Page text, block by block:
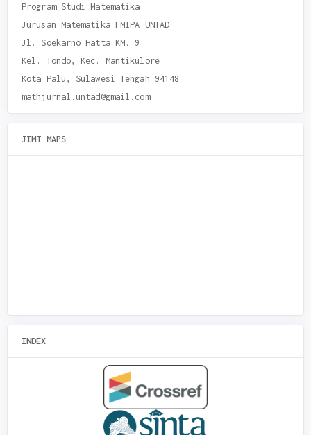
Program Studi Matematika
Jurusan Matematika FMIPA UNTAD
Jl. Soekarno Hatta KM. 9
Kel. Tondo, Kec. Mantikulore
Kota Palu, Sulawesi Tengah 94148
mathjurnal.untad@gmail.com
JIMT MAPS
INDEX